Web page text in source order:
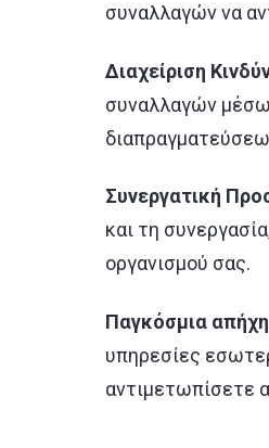
συναλλαγών να
Διαχείριση
συναλλαγών
Συνεργατική
και τη
οργανισμού σας.
Παγκόσμια
υπηρεσίες
αντιμετωπίσετε